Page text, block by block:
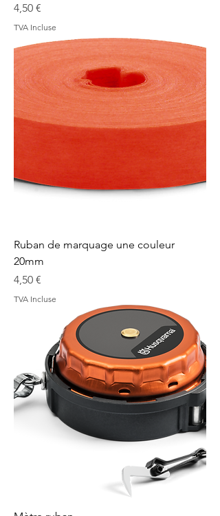
Prix
4,50 €
TVA Incluse
Ruban de marquage une couleur
20mm
Prix
4,50 €
TVA Incluse